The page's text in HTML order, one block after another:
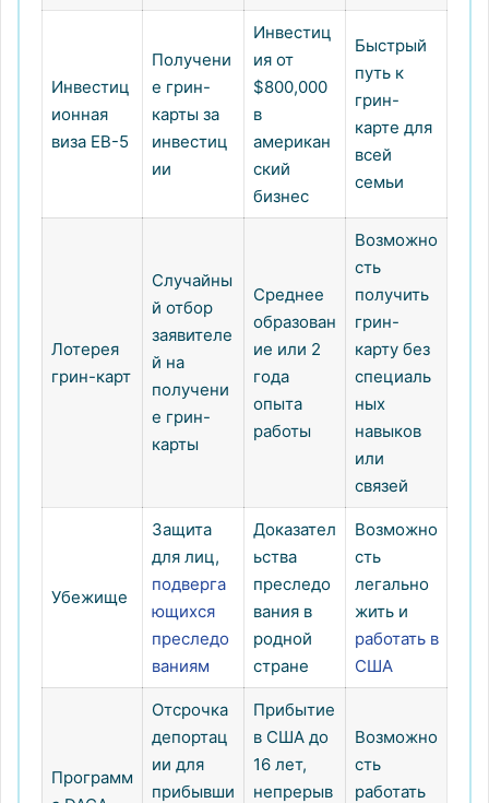
Инвестиц
ионная
виза EB-5
Получени
е грин-
карты за
инвестиц
ии
Инвестиц
ия от
$800,000
в
американ
ский
бизнес
Быстрый
путь к
грин-
карте для
всей
семьи
Лотерея
грин-карт
Случайны
й отбор
заявителе
й на
получени
е грин-
карты
Среднее
образован
ие или 2
года
опыта
работы
Возможно
сть
получить
грин-
карту без
специаль
ных
навыков
или
связей
Убежище
Защита
для лиц,
подверга
ющихся
преследо
ваниям
Доказател
ьства
преследо
вания в
родной
стране
Возможно
сть
легально
жить и
работать в
США
Программ
Отсрочка
депортац
ии для
прибывши
Прибытие
в США до
16 лет,
непрерыв
Возможно
сть
работать